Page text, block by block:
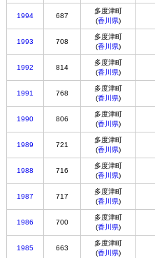
1994 687
多度津町
(香川県)
1993 708
多度津町
(香川県)
1992 814
多度津町
(香川県)
1991 768
多度津町
(香川県)
1990 806
多度津町
(香川県)
1989 721
多度津町
(香川県)
1988 716
多度津町
(香川県)
1987 717
多度津町
(香川県)
1986 700
多度津町
(香川県)
1985 663
多度津町
(香川県)